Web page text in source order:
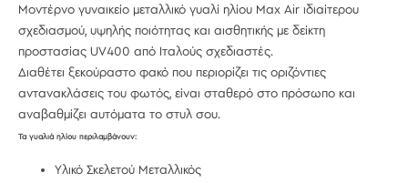
Μοντέρνο γυναικείο μεταλλικό γυαλί ηλίου Max Air ιδιαίτερου
σχεδιασμού, υψηλής ποιότητας και αισθητικής με δείκτη
προστασίας UV400 από Ιταλούς σχεδιαστές.
Διαθέτει ξεκούραστο φακό που περιορίζει τις οριζόντιες
αντανακλάσεις του φωτός, είναι σταθερό στο πρόσωπο και
αναβαθμίζει αυτόματα το στυλ σου.
Τα γυαλιά ηλίου περιλαμβάνουν:
Υλικό Σκελετού Μεταλλικός